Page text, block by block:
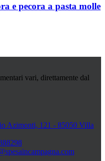
e pecora a pasta molle
vari, direttamente dal
Azimonti, 121 - 85050 Villa